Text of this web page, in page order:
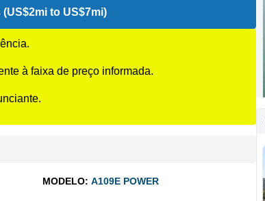
to US$7mi)
à faixa de preço informada.
MODELO: A109E POWER